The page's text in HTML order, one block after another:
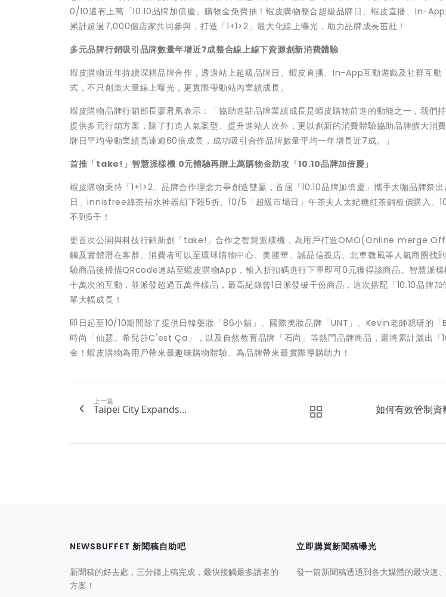
0/10還有上萬「10.10品牌加倍慶」購物金免費抽！蝦皮購物整合超級品牌日、蝦皮直播、In-
累計超過7,000個店家共同參與，打造「1+1>2」最大化線上曝光，助力品牌成長茁壯！
多元品牌行銷吸引品牌數量年增近7成整合線上線下資源創新消費體驗
蝦皮購物近年持續深耕品牌合作，透過站上超級品牌日、蝦皮直播、In-App互動遊戲及社群互動
式，不只創造大量線上曝光，更實際帶動站內業績成長。
蝦皮購物品牌行銷部長廖君凰表示：「協助進駐品牌業績成長是蝦皮購物前進的動能之一，我們
提供多元行銷方案，除了打造人氣案型、提升進站人次外，更以創新的消費體驗協助品牌擴大消
牌日平均帶動業績高達逾60倍成長，成功吸引合作品牌數量平均一年增長近7成。」
首推「take! 」智慧派樣機 0元體驗再贈上萬購物金助攻「10.10品牌加倍慶」
蝦皮購物秉持「1+1>2」品牌合作理念力爭創造雙贏，首屆「10.10品牌加倍慶」攜手大咖品牌祭
日」innisfree綠茶補水神器組下殺5折、10/5「超級市場日」午茶夫人太妃糖紅茶銅板價購入
不到6千！
更首次公開與科技行銷新創「take!」合作之智慧派樣機，為用戶打造OMO(Online merge
觸及實體潛在客群。消費者可以至環球購物中心、美麗華、誠品信義店、北車微風等人氣商圈找
驗商品後掃描QRcode連結至蝦皮購物App，輸入折扣碼進行下單即可0元獲得該商品。智慧派
十萬次的互動，並派發超過五萬件樣品，最高紀錄曾1日派發破千份商品，這次搭配「10.10品牌
單大幅成長！
即日起至10/10期間除了提供日韓藥妝「86小舖」、國際美妝品牌「UNT」、Kevin老師親研的
時尚「仙瑟。希兒莎C'est Ça」，以及自然教育品牌「石尚」等熱門品牌商品，還將累計灑出「
金！蝦皮購物為用戶帶來最趣味購物體驗、為品牌帶來最實際導購助力！
上一篇
Taipei City Expands... 如何有效管制資
NEWSBUFFET 新聞稿自助吧
新聞稿的好去處，三分鐘上稿完成，最快接觸最多讀者的
方案！
立即購買新聞稿曝光
發一篇新聞稿透通到各大媒體的最快速